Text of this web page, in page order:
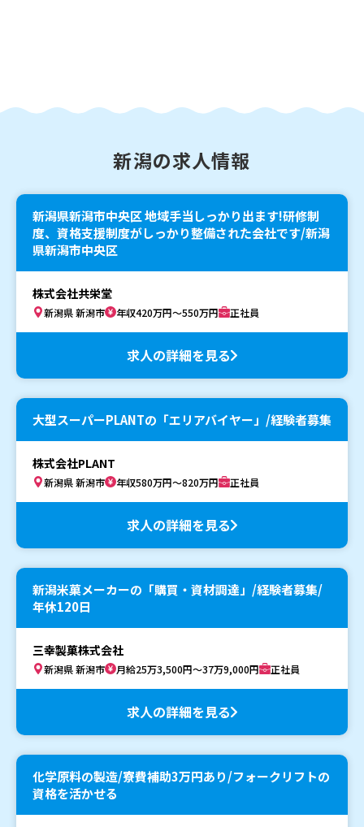
新潟の求人情報
新潟県新潟市中央区 地域手当しっかり出ます!研修制
度、資格支援制度がしっかり整備された会社です/新潟
県新潟市中央区
株式会社共栄堂
新潟県 新潟市 年収420万円～550万円 正社員
求人の詳細を見る
大型スーパーPLANTの「エリアバイヤー」/経験者募集
株式会社PLANT
新潟県 新潟市 年収580万円～820万円 正社員
求人の詳細を見る
新潟米菓メーカーの「購買・資材調達」/経験者募集/
年休120日
三幸製菓株式会社
新潟県 新潟市 月給25万3,500円～37万9,000円 正社員
求人の詳細を見る
化学原料の製造/寮費補助3万円あり/フォークリフトの
資格を活かせる